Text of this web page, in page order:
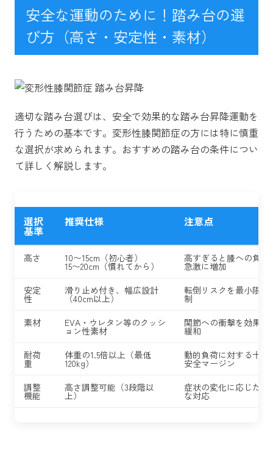
安全な運動のために！踏み台の選
び方（高さ・安定性・素材）
適切な踏み台選びは、安全で効果的な踏み台昇降運動を
行うための基本です。変形性膝関節症の方には特に慎重
な選択が求められます。おすすめの踏み台の条件につい
て詳しく解説します。
選択
基準
推奨仕様 注意点
高さ 10〜15cm（初心者）
15〜20cm（慣れてから）
高すぎると膝への負担
急激に増加
安定
性
滑り止め付き、幅広設計
（40cm以上）
転倒リスクを最小限に
制
素材
EVA・ウレタン等のクッシ
ョン性素材
関節への衝撃を効果的
緩和
耐荷
重
体重の1.5倍以上（最低
120kg）
動的負荷に対する十分
安全マージン
調整
機能
高さ調整可能（3段階以
上）
症状の変化に応じた柔
な対応